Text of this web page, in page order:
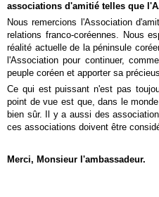
associations d'amitié telles que
Nous remercions l'Association
relations franco-coréennes. Nous
réalité actuelle de la péninsule
l'Association pour continuer,
peuple coréen et apporter sa
Ce qui est puissant n'est pas
point de vue est que, dans le
bien sûr. Il y a aussi des
ces associations doivent être
Merci, Monsieur l'ambassadeur.